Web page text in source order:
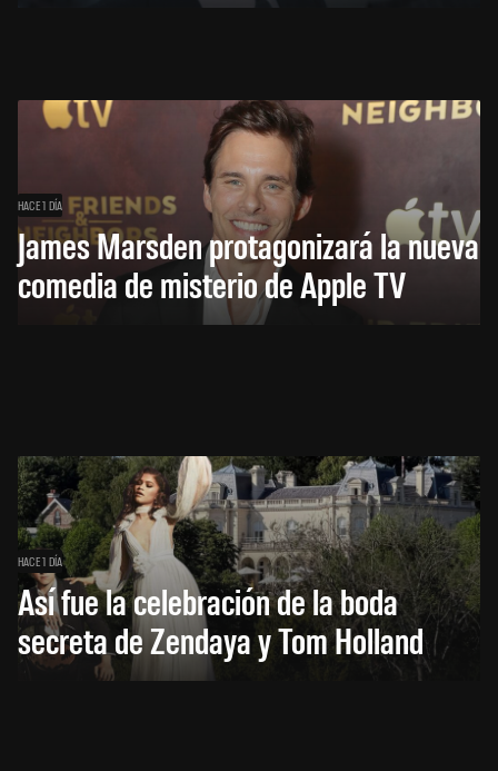
HACE 1 DÍA
James Marsden protagonizará la nueva
comedia de misterio de Apple TV
HACE 1 DÍA
Así fue la celebración de la boda
secreta de Zendaya y Tom Holland